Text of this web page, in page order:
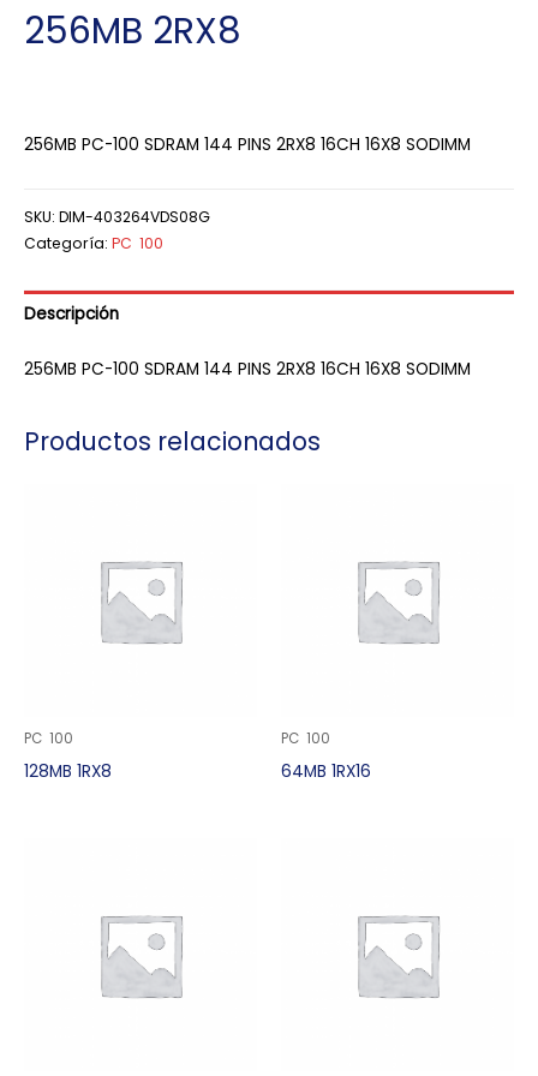
256MB 2RX8
256MB PC-100 SDRAM 144 PINS 2RX8 16CH 16X8 SODIMM
SKU: DIM-403264VDS08G
Categoría: PC 100
Descripción
256MB PC-100 SDRAM 144 PINS 2RX8 16CH 16X8 SODIMM
Productos relacionados
PC 100
128MB 1RX8
PC 100
64MB 1RX16